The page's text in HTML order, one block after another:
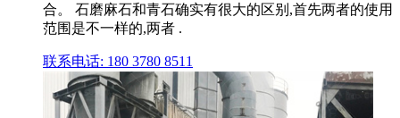
合。 石磨麻石和青石确实有很大的区别,首先两者的使用
范围是不一样的,两者 .
联系电话: 180 3780 8511